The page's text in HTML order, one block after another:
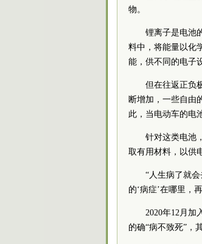
物。
锂离子是电池
料中，将能量以化
能，供不同的电子
但在往返正负
断增加，一些自由
此，当电动车的电
针对这类电池
取有用材料，以供
“人生病了就
的‘病症’在哪里，
2020年12月加
的确“病不致死”，